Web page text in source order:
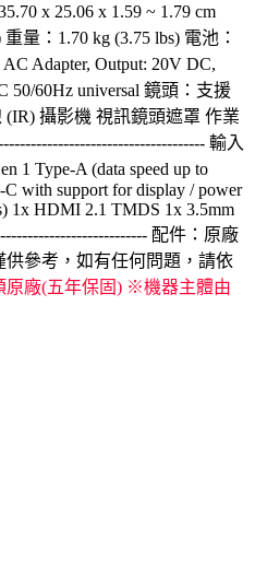
x 25.06 x 1.59 ~ 1.79 cm
量：1.70 kg (3.75 lbs) 電池：
Adapter, Output: 20V DC,
50/60Hz universal 鏡頭：支援
(IR) 攝影機 視訊鏡頭遮罩 作業
輸入
1 Type-A (data speed up to
with support for display / power
1x HDMI 2.1 TMDS 1x 3.5mm
配件：原廠
參考，如有任何問題，請依
廠(五年保固) ※機器主體由